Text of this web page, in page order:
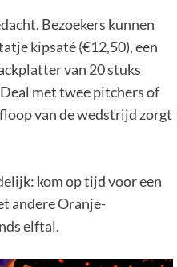
Bezoekers kunnen
kipsaté (€12,50), een
van 20 stuks
met twee pitchers of
van de wedstrijd zorgt
kom op tijd voor een
andere Oranje-
elftal.